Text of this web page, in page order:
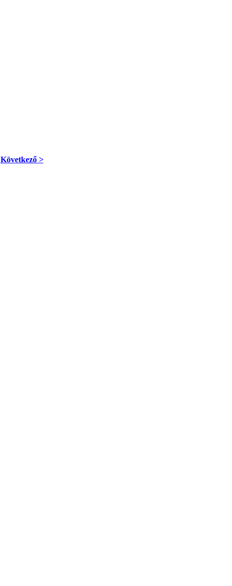
Következő >